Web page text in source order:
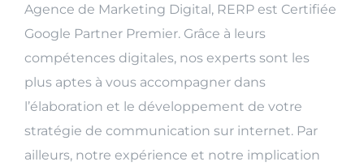
Agence de Marketing Digital, RERP est Certifiée
Google Partner Premier. Grâce à leurs
compétences digitales, nos experts sont les
plus aptes à vous accompagner dans
l’élaboration et le développement de votre
stratégie de communication sur internet. Par
ailleurs, notre expérience et notre implication